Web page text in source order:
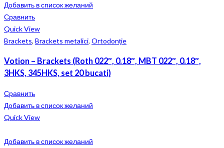
Добавить в список желаний
Сравнить
Quick View
Brackets, Brackets metalici, Ortodonție
Votion – Brackets (Roth 022″, 0.18″, MBT 022″, 0.18″,
3HKS, 345HKS, set 20 bucati)
Сравнить
Добавить в список желаний
Quick View
Добавить в список желаний